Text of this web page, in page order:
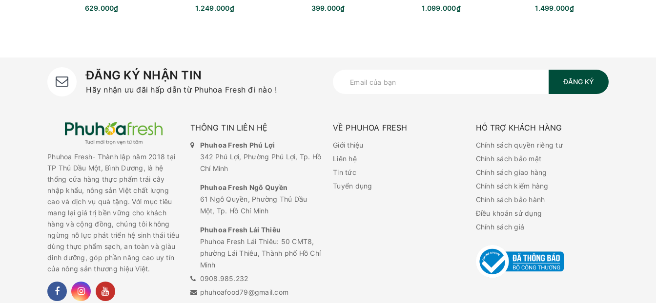
629.000₫
1.249.000₫
399.000₫
1.099.000₫
1.499.000₫
ĐĂNG KÝ NHẬN TIN
Hãy nhận ưu đãi hấp dẫn từ Phuhoa Fresh đi nào !
ĐĂNG KÝ
Phuhoa Fresh- Thành lập năm 2018 tại
TP Thủ Dầu Một, Bình Dương, là hệ
thống cửa hàng thực phẩm trái cây
nhập khẩu, nông sản Việt chất lượng
cao và dịch vụ quà tặng. Với mục tiêu
mang lại giá trị bền vững cho khách
hàng và cộng đồng, chúng tôi không
ngừng nỗ lực phát triển hệ sinh thái tiêu
dùng thực phẩm sạch, an toàn và giàu
dinh dưỡng, góp phần nâng cao uy tín
của nông sản thương hiệu Việt.
THÔNG TIN LIÊN HỆ
Phuhoa Fresh Phú Lợi
342 Phú Lợi, Phường Phú Lợi, Tp. Hồ
Chí Minh
Phuhoa Fresh Ngô Quyền
61 Ngô Quyền, Phường Thủ Dầu
Một, Tp. Hồ Chí Minh
Phuhoa Fresh Lái Thiêu
Phuhoa Fresh Lái Thiêu: 50 CMT8,
phường Lái Thiêu, Thành phố Hồ Chí
Minh
0908.985.232
phuhoafood79@gmail.com
VỀ PHUHOA FRESH
Giới thiệu
Liên hệ
Tin tức
Tuyển dụng
HỖ TRỢ KHÁCH HÀNG
Chính sách quyền riêng tư
Chính sách bảo mật
Chính sách giao hàng
Chính sách kiểm hàng
Chính sách bảo hành
Điều khoản sử dụng
Chính sách giá